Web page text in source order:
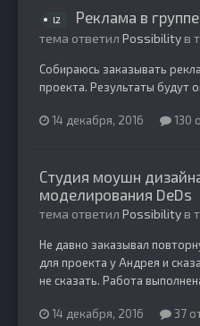
l2 Реклама в
тема ответил Possibilityв
Собираюсь заказывать
проекта. Результаты будут
14 декабря, 2016 130
Студия моушн
моделирования DeDs
тема ответил Possibilityв
Не давно заказывал
для проекта у Андрея и
не сказать. Работа
14 декабря, 2016 37